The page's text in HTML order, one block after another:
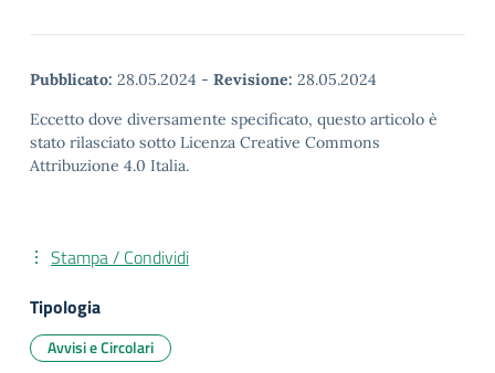
Pubblicato: 28.05.2024 - Revisione: 28.05.2024
Eccetto dove diversamente specificato, questo articolo è
stato rilasciato sotto Licenza Creative Commons
Attribuzione 4.0 Italia.
Stampa / Condividi
Tipologia
Avvisi e Circolari